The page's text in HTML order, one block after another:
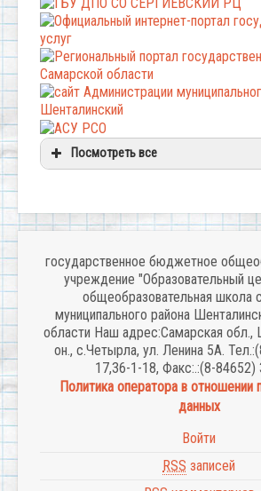
Посмотреть все
государственное бюджетное
учреждение "Образовательный
общеобразовательная школа
муниципального района
области Наш адрес:Самарская обл.,
он., с.Четырла, ул. Ленина 5А.
17,36-1-18, Факс:.:(8-84652)
Политика оператора в отношении
данных
Войти
RSS записей